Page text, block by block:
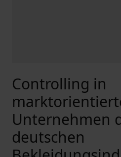
Controlling in
Unternehmen
deutschen